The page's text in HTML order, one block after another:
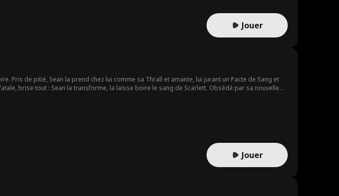
Jouer
Pris de pitié, Sean la prend chez lui comme sa Thrall et amante, lui jurant un Pacte de Sang et
brise tout : Sean la transforme, la laisse boire le sang de Scarlett. Obsédé par sa nouvelle
Jouer